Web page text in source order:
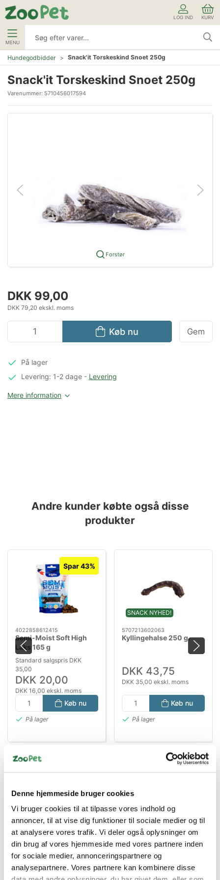
Denne hjemmeside bruger cookies
Vi bruger cookies til at tilpasse vores indhold og
annoncer, til at vise dig funktioner til sociale medier og til
at analysere vores trafik. Vi deler også oplysninger om
din brug af vores hjemmeside med vores partnere inden
for sociale medier, annonceringspartnere og
analysepartnere. Vores partnere kan kombinere disse
LOG IND KURV
MENU
Hundegodbidder Snack'it Torskeskind Snoet 250g
Snack'it Torskeskind Snoet 250g
Varenummer: 5710456017594
Forstør
DKK 99,00
DKK 79,20 ekskl. moms
Køb nu Gem
På lager
Levering: 1-2 dage- Levering
Mere information
Andre kunder købte også disse
produkter
Spar 43%
4022858612415
Semi-Moist Soft High
Laks 165 g
Standard salgspris DKK
35,00
DKK 20,00
DKK 16,00 ekskl. moms
Køb nu
På lager
SNACK NYHED!
5707213602063
Kyllingehalse 250 g.
DKK 43,75
DKK 35,00 ekskl. moms
Køb nu
På lager
Bestsælgende varer i Hundegodbidder
Spar 64%